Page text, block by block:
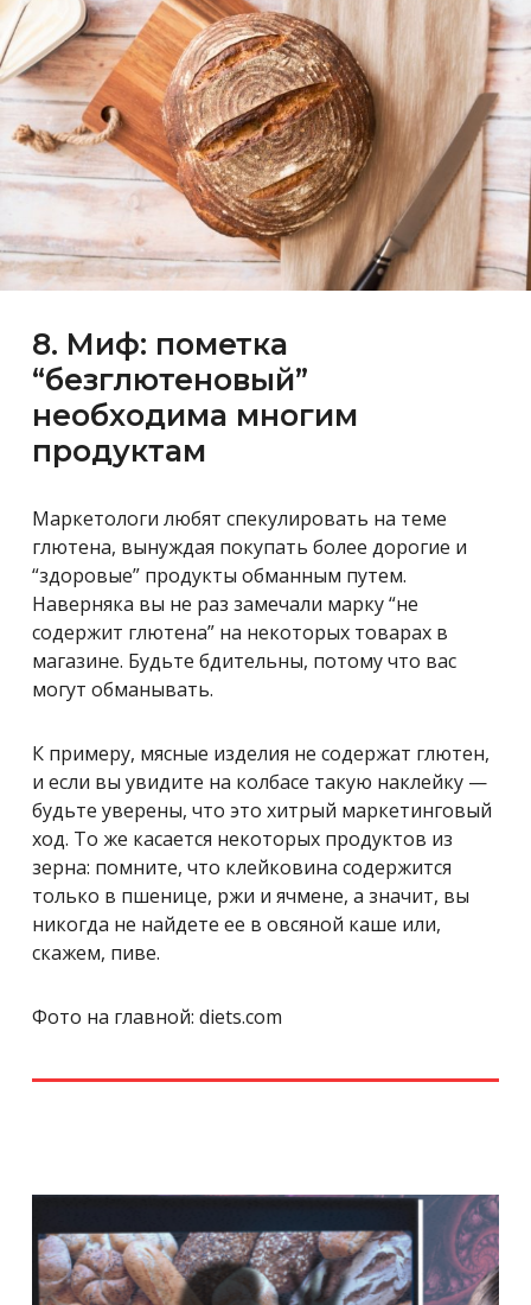
8. Миф: пометка
“безглютеновый”
необходима многим
продуктам
Маркетологи любят спекулировать на теме
глютена, вынуждая покупать более дорогие и
“здоровые” продукты обманным путем.
Наверняка вы не раз замечали марку “не
содержит глютена” на некоторых товарах в
магазине. Будьте бдительны, потому что вас
могут обманывать.
К примеру, мясные изделия не содержат глютен,
и если вы увидите на колбасе такую наклейку —
будьте уверены, что это хитрый маркетинговый
ход. То же касается некоторых продуктов из
зерна: помните, что клейковина содержится
только в пшенице, ржи и ячмене, а значит, вы
никогда не найдете ее в овсяной каше или,
скажем, пиве.
Фото на главной: diets.com